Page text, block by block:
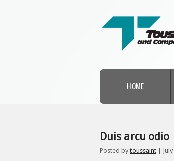
HOME
Duis arcu odio
Posted by toussaint